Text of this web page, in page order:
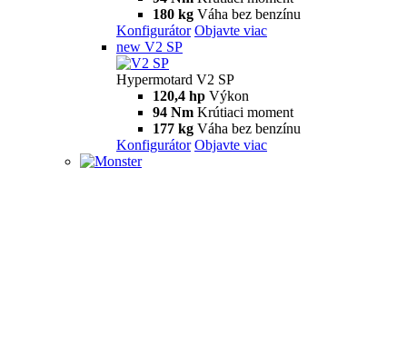
180 kg Váha bez benzínu
Konfigurátor Objavte viac
new V2 SP
Hypermotard V2 SP
120,4 hp Výkon
94 Nm Krútiaci moment
177 kg Váha bez benzínu
Konfigurátor Objavte viac